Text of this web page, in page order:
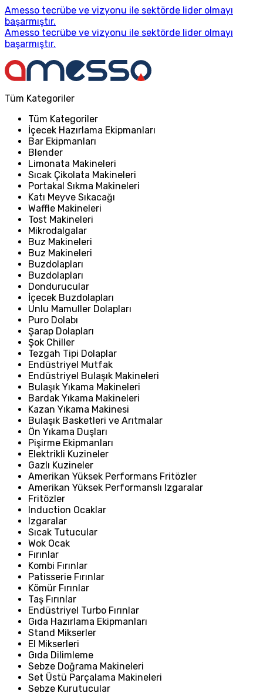
Amesso tecrübe ve vizyonu ile sektörde lider olmayı
başarmıştır.
Amesso tecrübe ve vizyonu ile sektörde lider olmayı
başarmıştır.
Tüm Kategoriler
Tüm Kategoriler
İçecek Hazırlama Ekipmanları
Bar Ekipmanları
Blender
Limonata Makineleri
Sıcak Çikolata Makineleri
Portakal Sıkma Makineleri
Katı Meyve Sıkacağı
Waffle Makineleri
Tost Makineleri
Mikrodalgalar
Buz Makineleri
Buz Makineleri
Buzdolapları
Buzdolapları
Dondurucular
İçecek Buzdolapları
Unlu Mamuller Dolapları
Puro Dolabı
Şarap Dolapları
Şok Chiller
Tezgah Tipi Dolaplar
Endüstriyel Mutfak
Endüstriyel Bulaşık Makineleri
Bulaşık Yıkama Makineleri
Bardak Yıkama Makineleri
Kazan Yıkama Makinesi
Bulaşık Basketleri ve Arıtmalar
Ön Yıkama Duşları
Pişirme Ekipmanları
Elektrikli Kuzineler
Gazlı Kuzineler
Amerikan Yüksek Performans Fritözler
Amerikan Yüksek Performanslı Izgaralar
Fritözler
Induction Ocaklar
Izgaralar
Sıcak Tutucular
Wok Ocak
Fırınlar
Kombi Fırınlar
Patisserie Fırınlar
Kömür Fırınlar
Taş Fırınlar
Endüstriyel Turbo Fırınlar
Gıda Hazırlama Ekipmanları
Stand Mikserler
El Mikserleri
Gıda Dilimleme
Sebze Doğrama Makineleri
Set Üstü Parçalama Makineleri
Sebze Kurutucular